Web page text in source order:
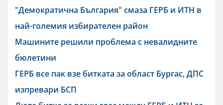
"Демократична България" смаза ГЕРБ и ИТН в
най-големия избирателен район
Машините решили проблема с невалидните
бюлетини
ГЕРБ все пак взе битката за област Бургас, ДПС
изпревари БСП